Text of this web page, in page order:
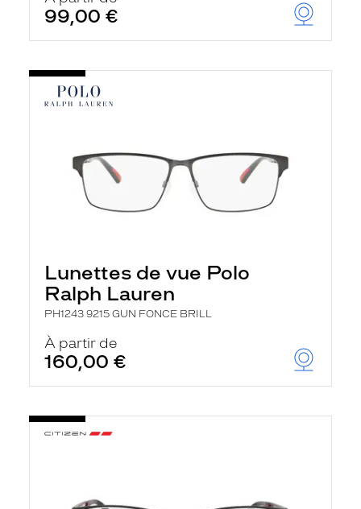
99,00 €
Lunettes de vue Polo
Ralph Lauren
PH1243 9215 GUN FONCE BRILL
À partir de
160,00 €